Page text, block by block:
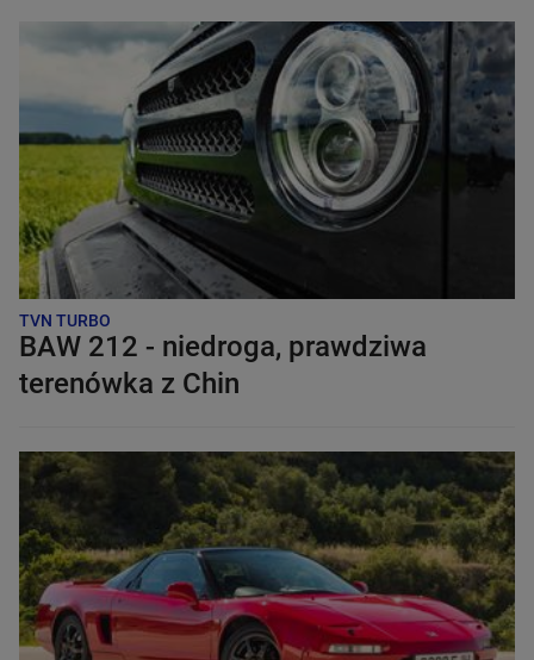
TVN TURBO
BAW 212 - niedroga, prawdziwa
terenówka z Chin